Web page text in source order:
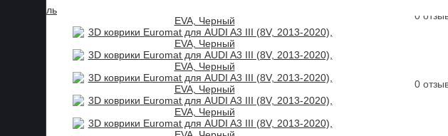
3D Текстиль
0
0